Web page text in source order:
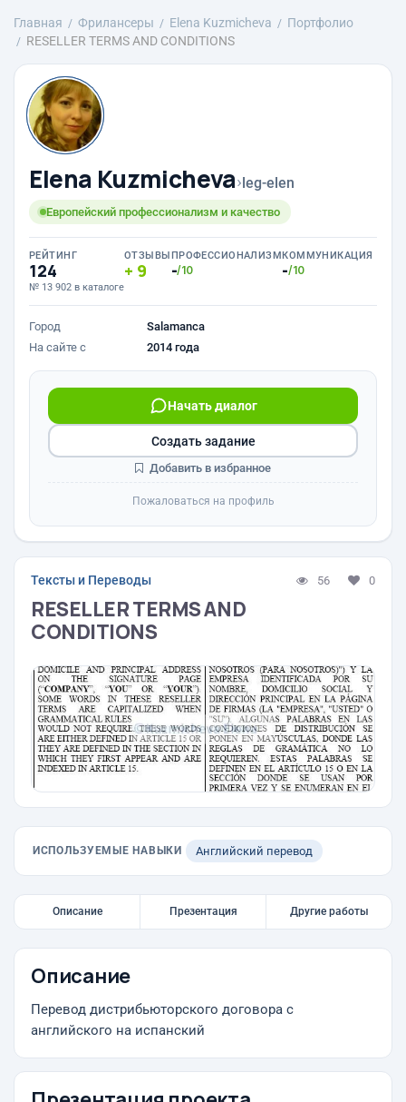
Главная Фрилансеры Elena Kuzmicheva
Портфолио
RESELLER TERMS AND CONDITIONS
Elena Kuzmicheva›leg-elen
Европейский профессионализм и качество
РЕЙТИНГ
124
№ 13 902 в каталоге
ОТЗЫВЫ
9
ПРОФЕССИОНАЛИЗМ
-/10
КОММУНИКАЦИЯ
-/10
Город
Salamanca
На сайте с
2014 года
Начать диалог
Создать задание
Добавить в избранное
Пожаловаться на профиль
Тексты и Переводы 56 0
RESELLER TERMS AND
CONDITIONS
ИСПОЛЬЗУЕМЫЕ НАВЫКИ Английский перевод
Описание Презентация Другие работы
Описание
Перевод дистрибьюторского договора с
английского на испанский